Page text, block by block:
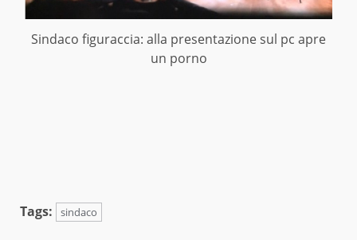
Sindaco figuraccia: alla presentazione sul pc apre
un porno
Tags: sindaco